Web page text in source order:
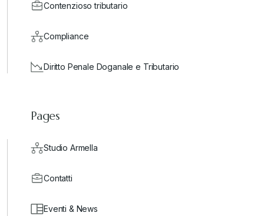
Contenzioso tributario
Compliance
Diritto Penale Doganale e Tributario
Pages
Studio Armella
Contatti
Eventi & News